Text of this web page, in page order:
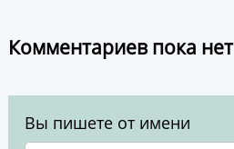
Комментариев пока нет
Вы пишете от имени